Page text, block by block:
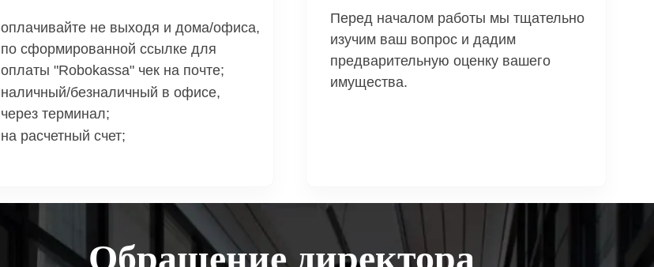
оплачивайте не выходя и дома/офиса,
по сформированной ссылке для
оплаты "Robokassa" чек на почте;
наличный/безналичный в офисе,
через терминал;
на расчетный счет;
Перед началом работы мы тщательно
изучим ваш вопрос и дадим
предварительную оценку вашего
имущества.
Обращение директора